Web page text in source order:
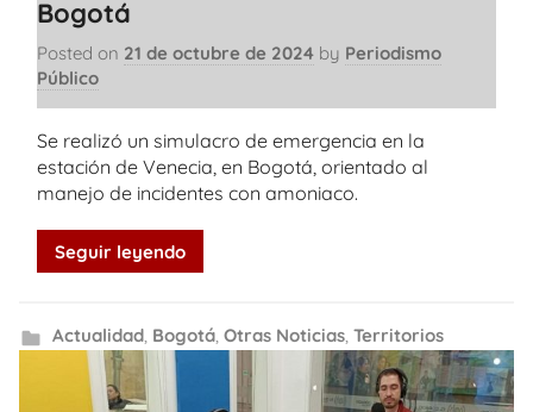
Bogotá
Posted on 21 de octubre de 2024 by Periodismo
Público
Se realizó un simulacro de emergencia en la
estación de Venecia, en Bogotá, orientado al
manejo de incidentes con amoniaco.
Seguir leyendo
Actualidad, Bogotá, Otras Noticias, Territorios